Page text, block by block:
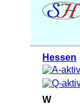
Hessen
W